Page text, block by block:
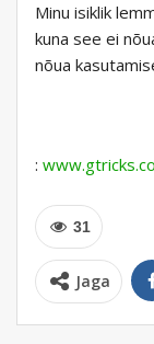
Minu isiklik
kuna see ei
nõua
:
31
Jaga